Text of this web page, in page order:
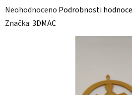
Průměrné hodnocení produktu je 0,0 z
Neohodnoceno Podrobnosti
Značka:3DMAC